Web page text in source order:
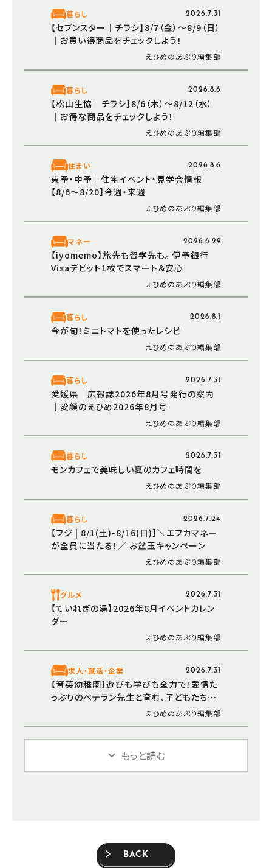
暮らし 2026.7.31
【セブンスター│チラシ】8/7（金）～8/9（日）
｜お買い得商品をチェックしよう！
えひめのあぷり編集部
暮らし 2026.8.6
【松山生協│チラシ】8/6（木）～8/12（水）
｜お得な商品をチェックしよう！
えひめのあぷり編集部
住まい 2026.8.6
東予・中予｜住宅イベント・見学会情報
【8/6～8/20】今週・来週
えひめのあぷり編集部
マネー 2026.6.29
【iyomemo】旅先も留学先も。 伊予銀行
Visaデビット1枚でスマート＆安心
えひめのあぷり編集部
暮らし 2026.8.1
今が旬！ミニトマトを使ったレシピ
えひめのあぷり編集部
暮らし 2026.7.31
愛媛県｜広報誌2026年8月号発行の案内
｜愛顔のえひめ2026年8月号
えひめのあぷり編集部
暮らし 2026.7.31
モンカフェで美味しい夏のカフェ時間を
えひめのあぷり編集部
暮らし 2026.7.24
【フジ | 8/1(土)-8/16(日)】＼エフカマネー
が全員に当たる！／ お盆玉キャンペーン
えひめのあぷり編集部
グルメ 2026.7.31
【ていれぎの湯】2026年8月イベントカレン
ダー
えひめのあぷり編集部
求人・就活・企業 2026.7.31
【育英幼稚園】遊びも学びも全力で！愛情た
っぷりのベテラン先生と育む、子どもたちの
えひめのあぷり編集部
もっと読む
BACK